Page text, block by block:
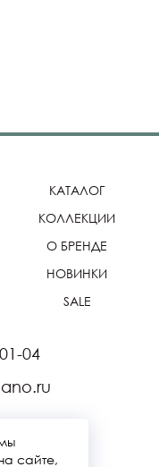
КАТАЛОГ
КОЛЛЕКЦИИ
О БРЕНДЕ
НОВИНКИ
SALE
04
сайте,